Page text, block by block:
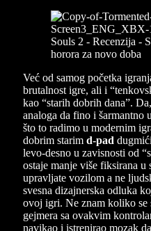
Već od samog početka
brutalnost igre, ali i
kao “starih dobrih dana”.
analoga da fino i šarmantno
što to radimo u modernim
dobrim starim d-pad
levo-desno u zavisnosti od
ostaje manje više fiksirana u
upravljate vozilom a ne
svesna dizajnerska odluka
ovoj igri. Ne znam koliko se
gejmera sa ovakvim
navikao i istrenirao mozak